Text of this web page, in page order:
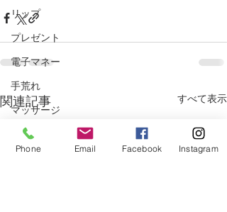
リップ
プレゼント
電子マネー
手荒れ
マッサージ
美白
関連記事 すべて表示
Phone Email Facebook Instagram